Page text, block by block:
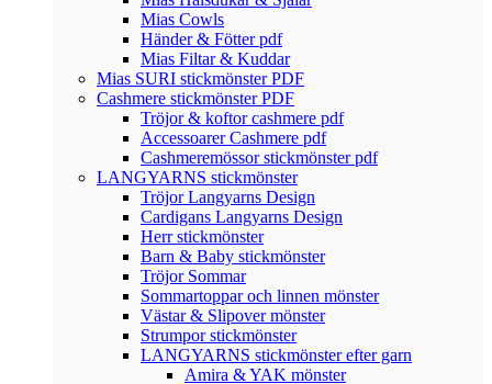
Mias Cowls
Händer & Fötter pdf
Mias Filtar & Kuddar
Mias SURI stickmönster PDF
Cashmere stickmönster PDF
Tröjor & koftor cashmere pdf
Accessoarer Cashmere pdf
Cashmeremössor stickmönster pdf
LANGYARNS stickmönster
Tröjor Langyarns Design
Cardigans Langyarns Design
Herr stickmönster
Barn & Baby stickmönster
Tröjor Sommar
Sommartoppar och linnen mönster
Västar & Slipover mönster
Strumpor stickmönster
LANGYARNS stickmönster efter garn
Amira & YAK mönster